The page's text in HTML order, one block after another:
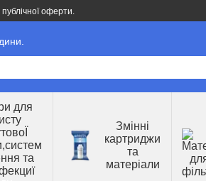
публічної оферти.
для
та
Змінні
картриджи
та
матеріали